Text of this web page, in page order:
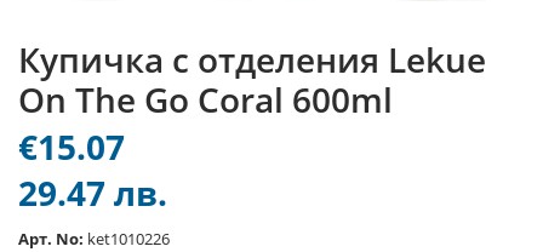
Купичка с отделения Lekue
On The Go Coral 600ml
€15.07
29.47 лв.
Арт. No: ket1010226